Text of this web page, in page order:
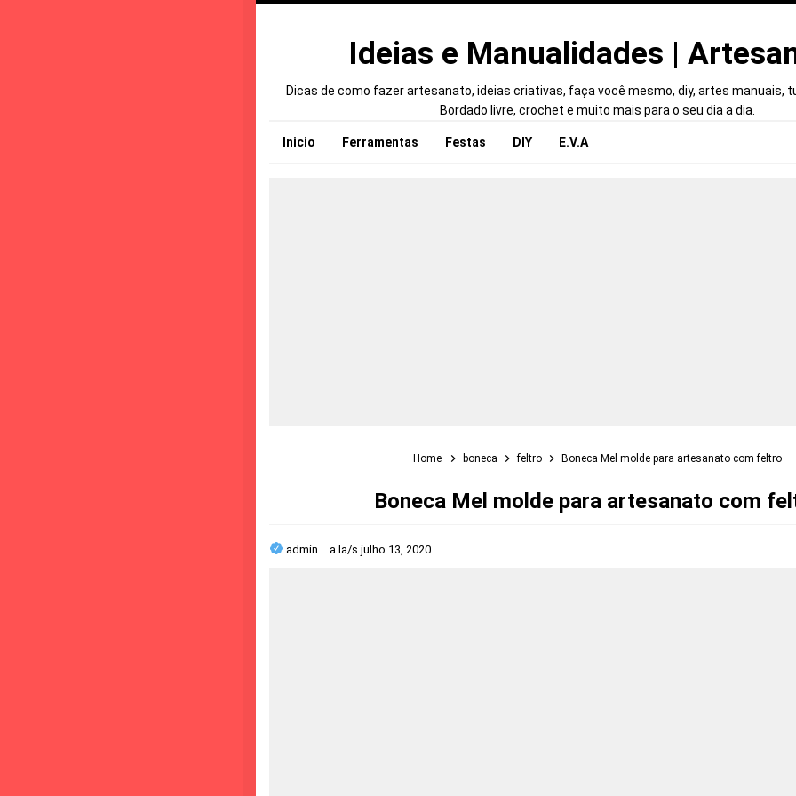
Ideias e Manualidades |
Dicas de como fazer artesanato, ideias criativas, faça você mesmo, diy, artes manuais,
Bordado livre, crochet e muito mais para o seu dia a dia.
Inicio Ferramentas Festas DIY E.V.A
Home boneca feltro Boneca Mel molde para artesanato com feltro
Boneca Mel molde para artesanato com
admin a la/s julho 13, 2020